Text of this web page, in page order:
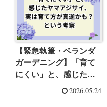
【緊急執筆・ベランダ
ガーデニング】「育て
にくい」と、感じたヤ
マアジサイ、実は育て
2026.05.24